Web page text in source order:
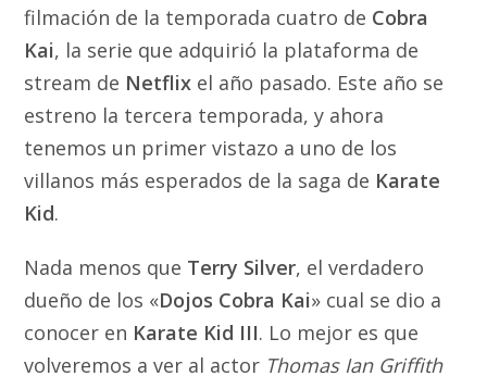
filmación de la temporada cuatro de Cobra
Kai, la serie que adquirió la plataforma de
stream de Netflix el año pasado. Este año se
estreno la tercera temporada, y ahora
tenemos un primer vistazo a uno de los
villanos más esperados de la saga de Karate
Kid.
Nada menos que Terry Silver, el verdadero
dueño de los «Dojos Cobra Kai» cual se dio a
conocer en Karate Kid III. Lo mejor es que
volveremos a ver al actor Thomas Ian Griffith